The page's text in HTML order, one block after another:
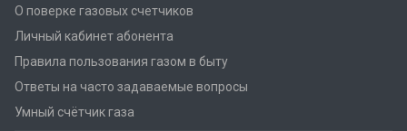
О поверке газовых счетчиков
Личный кабинет абонента
Правила пользования газом в быту
Ответы на часто задаваемые вопросы
Умный счётчик газа